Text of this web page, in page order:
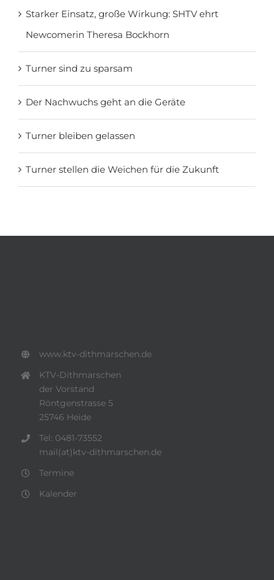
Starker Einsatz, große Wirkung: SHTV ehrt
Newcomerin Theresa Bockhorn
Turner sind zu sparsam
Der Nachwuchs geht an die Geräte
Turner bleiben gelassen
Turner stellen die Weichen für die Zukunft
www.ktv-dithmarschen.de
KTV-Dithmarschen
der Vorstand
Röntgenstrasse 5
25746 Heide
Tel: 0481-73552
mail(at)ktv-dithmarschen.de
Termine
Kalender